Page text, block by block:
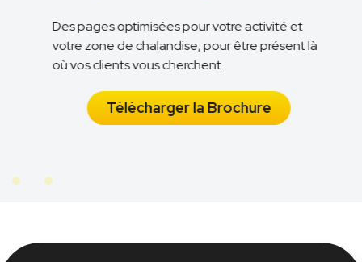
Des pages optimisées pour votre activité et
votre zone de chalandise, pour être présent là
où vos clients vous cherchent.
Télécharger la Brochure